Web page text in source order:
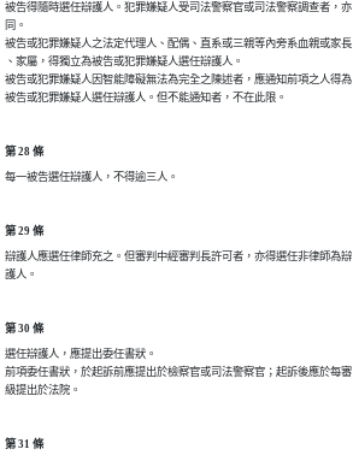
被告得隨時選任辯護人。犯罪嫌疑人受司法警察官或司法警察調查者，亦
同。
被告或犯罪嫌疑人之法定代理人、配偶、直系或三親等內旁系血親或家長
、家屬，得獨立為被告或犯罪嫌疑人選任辯護人。
被告或犯罪嫌疑人因智能障礙無法為完全之陳述者，應通知前項之人得為
被告或犯罪嫌疑人選任辯護人。但不能通知者，不在此限。
第 28 條
每一被告選任辯護人，不得逾三人。
第 29 條
辯護人應選任律師充之。但審判中經審判長許可者，亦得選任非律師為辯
護人。
第 30 條
選任辯護人，應提出委任書狀。
前項委任書狀，於起訴前應提出於檢察官或司法警察官；起訴後應於每審
級提出於法院。
第 31 條